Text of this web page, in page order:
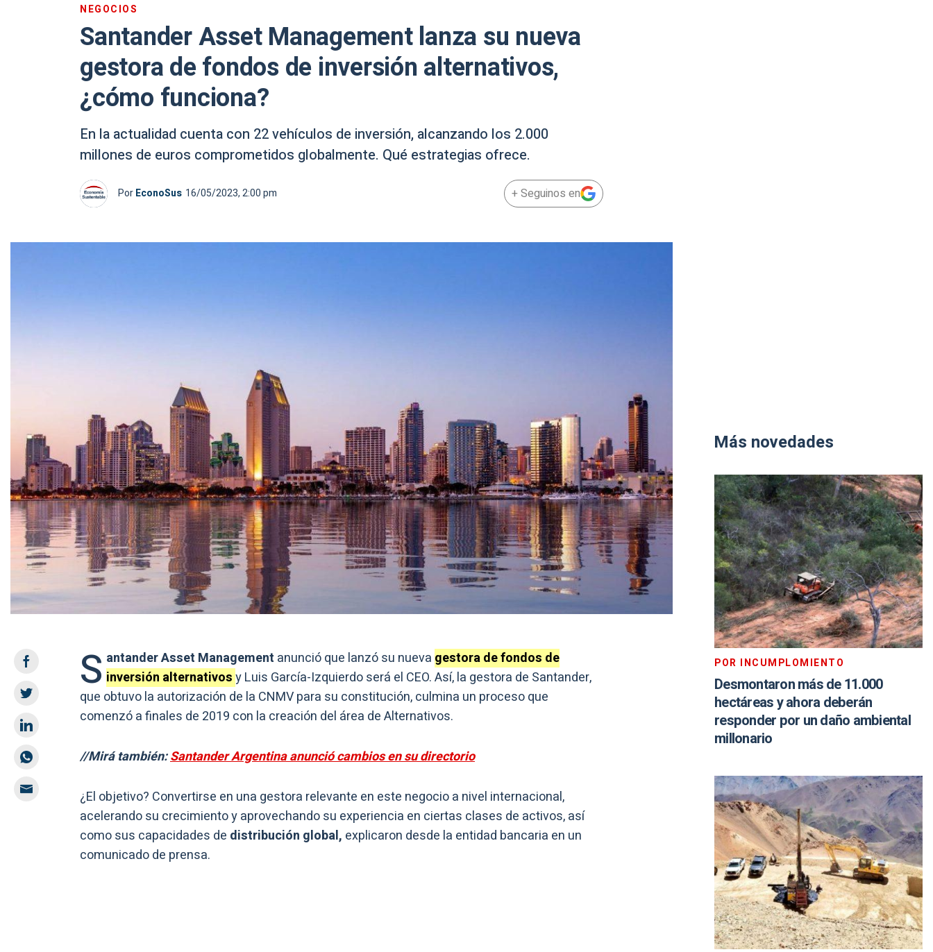
NEGOCIOS
Santander Asset Management lanza su nueva
gestora de fondos de inversión alternativos,
¿cómo funciona?
En la actualidad cuenta con 22 vehículos de inversión, alcanzando los 2.000
millones de euros comprometidos globalmente. Qué estrategias ofrece.
PorEconoSus 16/05/2023, 2:00 pm + Seguinos en
S antander Asset Management anunció que lanzó su nueva gestora de fondos de
inversión alternativosy Luis García-Izquierdo será el CEO. Así, la gestora de Santander,
que obtuvo la autorización de la CNMV para su constitución, culmina un proceso que
comenzó a finales de 2019 con la creación del área de Alternativos.
//Mirá también:Santander Argentina anunció cambios en su directorio
¿El objetivo? Convertirse en una gestora relevante en este negocio a nivel internacional,
acelerando su crecimiento y aprovechando su experiencia en ciertas clases de activos, así
como sus capacidades de distribución global, explicaron desde la entidad bancaria en un
comunicado de prensa.
Más novedades
POR INCUMPLOMIENTO
Desmontaron más de 11.000
hectáreas y ahora deberán
responder por un daño ambiental
millonario